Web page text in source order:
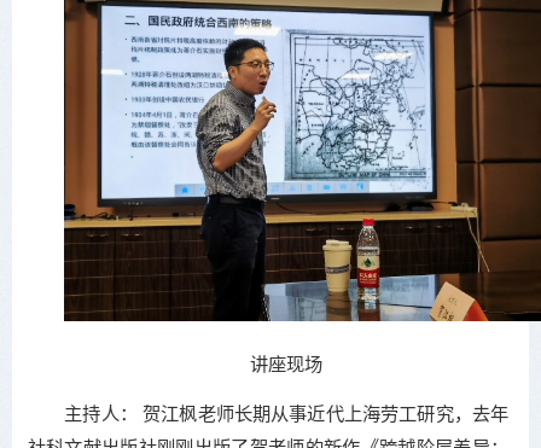
讲座现场
主持人： 贺江枫老师长期从事近代上海劳工研究，去年